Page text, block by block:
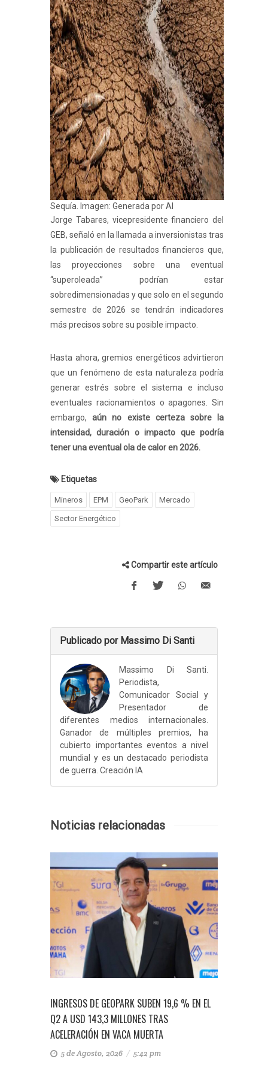
Sequía. Imagen: Generada por AI
Jorge Tabares, vicepresidente financiero del
GEB, señaló en la llamada a inversionistas tras
la publicación de resultados financieros que,
las proyecciones sobre una eventual
“superoleada” podrían estar
sobredimensionadas y que solo en el segundo
semestre de 2026 se tendrán indicadores
más precisos sobre su posible impacto.
Hasta ahora, gremios energéticos advirtieron
que un fenómeno de esta naturaleza podría
generar estrés sobre el sistema e incluso
eventuales racionamientos o apagones. Sin
embargo,
aún no existe certeza sobre la
intensidad, duración o impacto que podría
tener una eventual ola de calor en 2026.
Etiquetas
Mineros EPM GeoPark Mercado
Sector Energético
Compartir este artículo
Publicado por Massimo Di Santi
Massimo Di Santi.
Periodista,
Comunicador Social y
Presentador de
diferentes medios internacionales.
Ganador de múltiples premios, ha
cubierto importantes eventos a nivel
mundial y es un destacado periodista
de guerra. Creación IA
Noticias relacionadas
REFORMA TRIBUTARIA RADICADA
IMPACTARÍA AL SECTOR ENERGÉTICO ENTRE
$3,5 Y $4 BILLONES DE PESOS
22 de Julio, 2026/ 3:06 pm